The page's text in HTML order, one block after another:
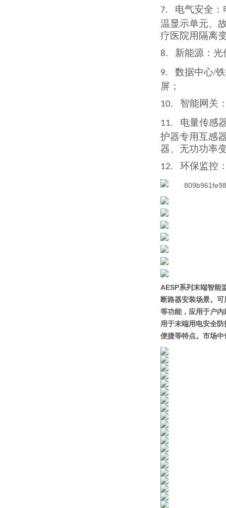
7.
电气安全
温显示单元、
疗医院用隔离
8. 新能源：
9.
数据中心/
屏；
10. 智能网关
11.
电量传感
护器专用互感
器、无功功率
12. 环保监控
AESP系列末端智能
断路器安装场景。
等功能，应用于户
用于末端用电安全
便捷等特点。市场